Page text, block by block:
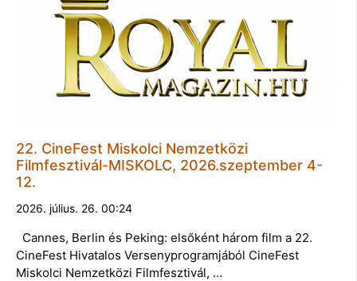
22. CineFest Miskolci Nemzetközi
Filmfesztivál-MISKOLC, 2026.szeptember 4-
12.
2026. július. 26. 00:24
Cannes, Berlin és Peking: elsőként három film a 22.
CineFest Hivatalos Versenyprogramjából CineFest
Miskolci Nemzetközi Filmfesztivál, …